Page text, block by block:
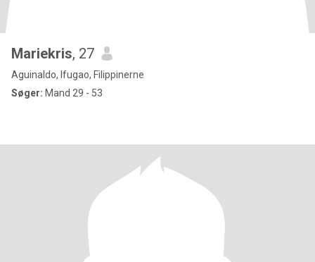
Mariekris, 27
Aguinaldo, Ifugao, Filippinerne
Søger: Mand 29 - 53